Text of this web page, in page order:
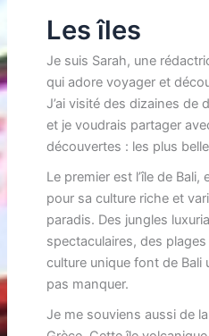
Les îles
Je suis Sarah, une
qui adore voyager et
J’ai visité des dizaines de
et je voudrais partager
découvertes : les plus
Le premier est l’île de
pour sa culture riche et
paradis. Des jungles
spectaculaires, des
culture unique font de Bali
pas manquer.
Je me souviens aussi de